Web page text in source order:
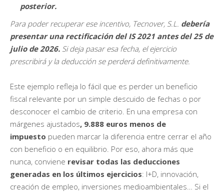
posterior.
Para poder recuperar ese incentivo, Tecnover, S.L. debería
presentar una rectificación del IS 2021 antes del 25 de
julio de 2026. Si deja pasar esa fecha, el ejercicio
prescribirá y la deducción se perderá definitivamente.
Este ejemplo refleja lo fácil que es perder un beneficio
fiscal relevante por un simple descuido de fechas o por
desconocer el cambio de criterio. En una empresa con
márgenes ajustados, 9.888 euros menos de
impuesto pueden marcar la diferencia entre cerrar el año
con beneficio o en equilibrio. Por eso, ahora más que
nunca, conviene revisar todas las deducciones
generadas en los últimos ejercicios: I+D, innovación,
creación de empleo, inversiones medioambientales… Si el